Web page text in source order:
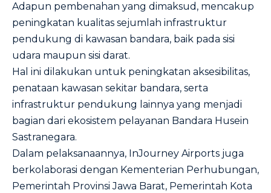
Adapun pembenahan yang dimaksud, mencakup
peningkatan kualitas sejumlah infrastruktur
pendukung di kawasan bandara, baik pada sisi
udara maupun sisi darat.
Hal ini dilakukan untuk peningkatan aksesibilitas,
penataan kawasan sekitar bandara, serta
infrastruktur pendukung lainnya yang menjadi
bagian dari ekosistem pelayanan Bandara Husein
Sastranegara.
Dalam pelaksanaannya, InJourney Airports juga
berkolaborasi dengan Kementerian Perhubungan,
Pemerintah Provinsi Jawa Barat, Pemerintah Kota